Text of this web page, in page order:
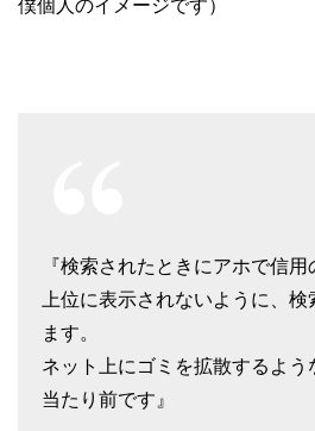
僕個人のイメージです）
『検索されたときにアホで信
上位に表示されないように、 検
ます。
ネット上にゴミを拡散するよう
当たり前です』